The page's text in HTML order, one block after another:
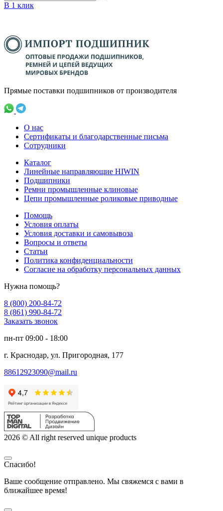
В 1 клик
Прямые поставки подшипников от производителя
О нас
Сертификаты и благодарственные письма
Сотрудники
Каталог
Линейные направляющие HIWIN
Подшипники
Ремни промышленные клиновые
Цепи промышленные роликовые приводные
Помощь
Условия оплаты
Условия доставки и самовывоза
Вопросы и ответы
Статьи
Политика конфиденциальности
Согласие на обработку персональных данных
Нужна помощь?
8 (800) 200-84-72
8 (861) 990-84-72
Заказать звонок
пн-пт 09:00 - 18:00
г. Краснодар, ул. Пригородная, 177
88612923090@mail.ru
2026 © All right reserved unique products
Спасибо!
Ваше сообщение отправлено. Мы свяжемся с вами в
ближайшее время!